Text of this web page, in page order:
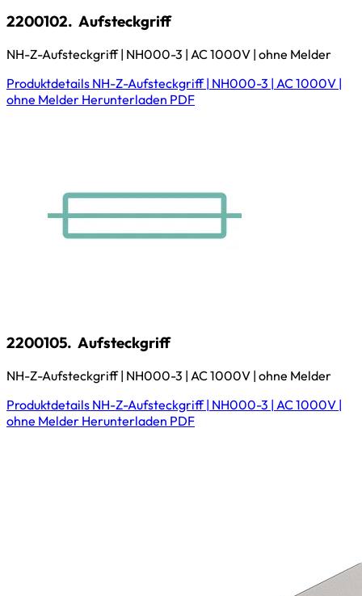
2200102. Aufsteckgriff
NH-Z-Aufsteckgriff | NH000-3 | AC 1000V | ohne Melder
Produktdetails NH-Z-Aufsteckgriff | NH000-3 | AC 1000V |
ohne Melder Herunterladen PDF
2200105. Aufsteckgriff
NH-Z-Aufsteckgriff | NH000-3 | AC 1000V | ohne Melder
Produktdetails NH-Z-Aufsteckgriff | NH000-3 | AC 1000V |
ohne Melder Herunterladen PDF